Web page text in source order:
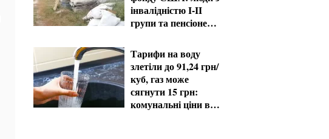
інвалідністю I-II
групи та пенсіонери
виплати
Тарифи на воду
злетіли до 91,24 грн/
куб, газ може
сягнути 15 грн:
комунальні ціни в